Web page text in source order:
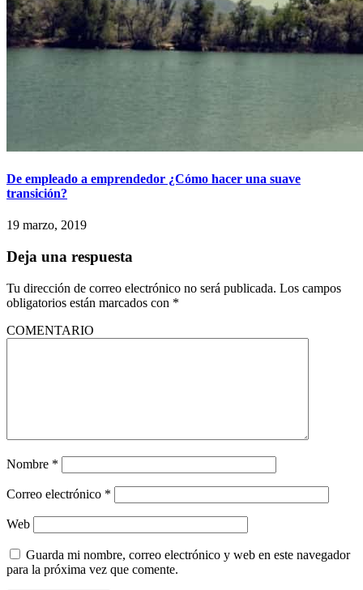
De empleado a emprendedor ¿Cómo hacer una suave
transición?
19 marzo, 2019
Deja una respuesta
Tu dirección de correo electrónico no será publicada. Los campos
obligatorios están marcados con *
COMENTARIO
Nombre *
Correo electrónico *
Web
Guarda mi nombre, correo electrónico y web en este navegador
para la próxima vez que comente.